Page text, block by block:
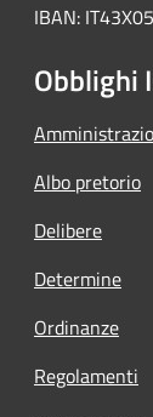
IBAN:
Obblighi
Albo pretorio
Delibere
Determine
Ordinanze
Regolamenti